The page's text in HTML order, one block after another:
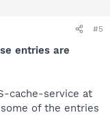
#5
entries are
cache-service at
of the entries